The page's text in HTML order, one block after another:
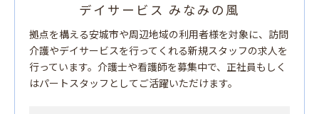
デイサービス みなみの風
拠点を構える安城市や周辺地域の利用者様を対象に、訪問
介護やデイサービスを行ってくれる新規スタッフの求人を
行っています。介護士や看護師を募集中で、正社員もしく
はパートスタッフとしてご活躍いただけます。